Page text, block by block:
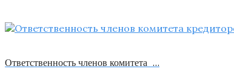
Ответственность членов комитета …